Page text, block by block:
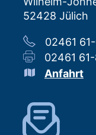
52428 Jülich
02461
02461
Anfahrt